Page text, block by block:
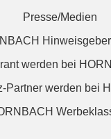
Presse/Medien
werden bei
Partner werden bei